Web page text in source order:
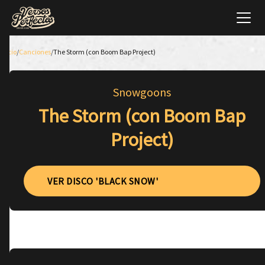
Inicio/Canciones/The Storm (con Boom Bap Project)
Snowgoons
The Storm (con Boom Bap
Project)
VER DISCO 'BLACK SNOW'